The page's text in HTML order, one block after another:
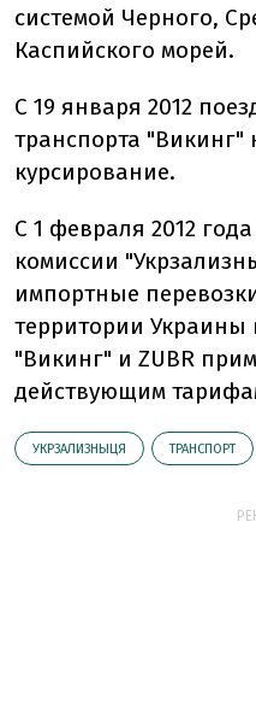
системой Черного,
Каспийского морей.
С 19 января 2012
транспорта "Викинг"
курсирование.
С 1 февраля 2012
комиссии
импортные
территории Украины
"Викинг" и ZUBR
действующим
УКРЗАЛИЗНЫЦЯ ТРАНСПОРТ